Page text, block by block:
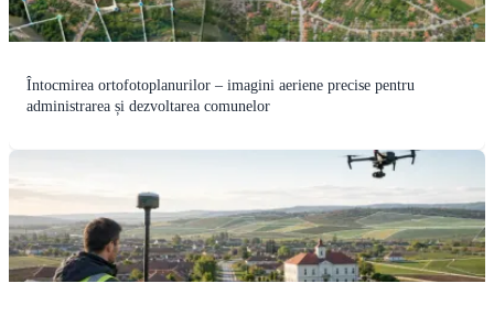
Întocmirea ortofotoplanurilor – imagini aeriene precise pentru
administrarea și dezvoltarea comunelor